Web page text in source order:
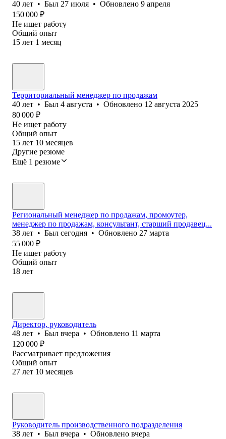
40 лет • Был 27 июля • Обновлено 9 апреля
150 000 ₽
Не ищет работу
Общий опыт
15 лет 1 месяц
Территориальный менеджер по продажам
40 лет • Был 4 августа • Обновлено 12 августа 2025
80 000 ₽
Не ищет работу
Общий опыт
15 лет 10 месяцев
Другие резюме
Ещё 1 резюме
Региональный менеджер по продажам, промоутер,
менеджер по продажам, консультант, старший продавец...
38 лет • Был сегодня • Обновлено 27 марта
55 000 ₽
Не ищет работу
Общий опыт
18 лет
Директор, руководитель
48 лет • Был вчера • Обновлено 11 марта
120 000 ₽
Рассматривает предложения
Общий опыт
27 лет 10 месяцев
Руководитель производственного подразделения
38 лет • Был вчера • Обновлено вчера